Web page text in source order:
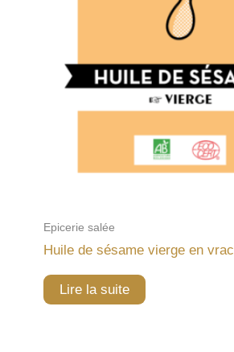
Epicerie salée
Huile de sésame vierge en vrac
Lire la suite